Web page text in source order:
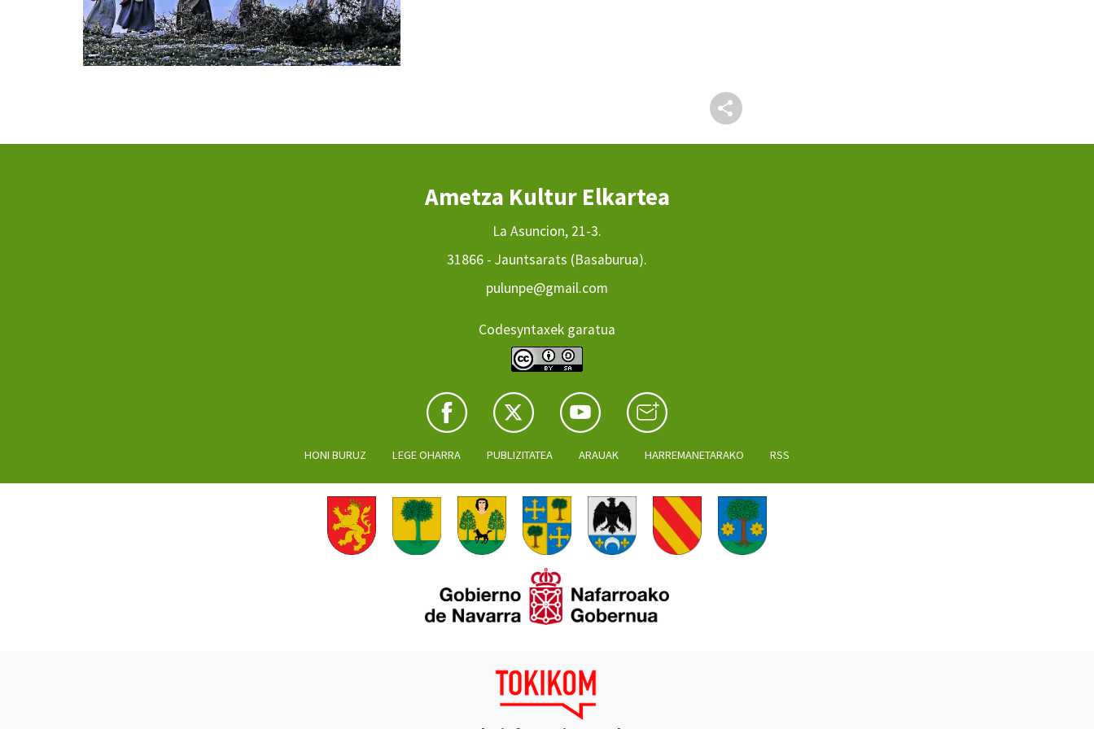
Ametza Kultur Elkartea
La Asuncion, 21-3.
31866 - Jauntsarats (Basaburua).
pulunpe@gmail.com
Codesyntaxek garatua
HONI BURUZ LEGE OHARRA PUBLIZITATEA ARAUAK HARREMANETARAKO RSS